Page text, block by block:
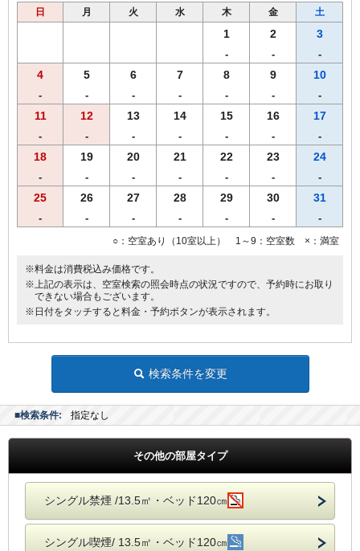
※ホテルチェックイン時にお申込み用紙を記入頂き最終申し込み完了
となります。
※商品のご到着は最終お申込日より1週間前後かかりますので予めご
【商品内容】
あんこうの身とアラ600ｇ、あんこうの肝50ｇ、あんこう鍋スープ
※写真はイメージになります。野菜は付属しておりません。
●Wi-Fi・有線ＬＡＮ完備
●加湿空気清浄機完備
●枕元にUSBコンセント設置
●バゲージラック設置
●薄型液晶テレビ
◆◆◆貸出備品◆◆◆
●ズボンプレッサー
●電気スタンド
●アイロン
日 月 火 水 木 金 土
1
-
2
-
3
-
4
-
5
-
6
-
7
-
8
-
9
-
10
-
11
-
12
-
13
-
14
-
15
-
16
-
17
-
18
-
19
-
20
-
21
-
22
-
23
-
24
-
25
-
26
-
27
-
28
-
29
-
30
-
31
-
○：空室あり（10室以上） 1～9：空室数 ×：満室
※料金は消費税込み価格です。
※上記の表示は、空室検索の照会時点の状況ですので、予約時にお取り
できない場合もございます。
※日付をタッチすると料金・予約ボタンが表示されます。
検索条件を変更
■検索条件: 指定なし
その他の部屋タイプ
シングル禁煙 /13.5㎡・ベッド120㎝
シングル喫煙/ 13.5㎡・ベッド120㎝